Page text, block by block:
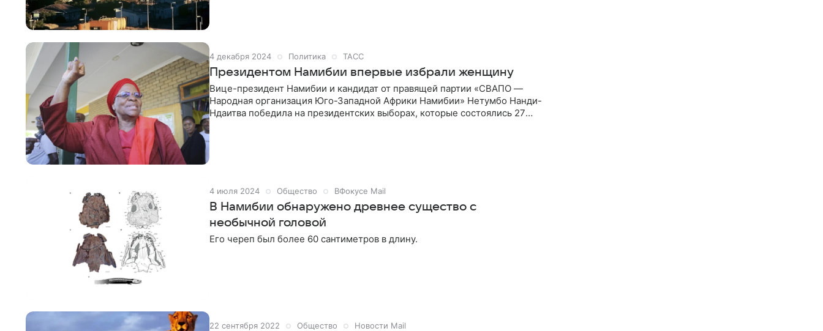
4 декабря 2024 Политика ТАСС
Президентом Намибии впервые избрали женщину
Вице-президент Намибии и кандидат от правящей партии «СВАПО —
Народная организация Юго-Западной Африки Намибии» Нетумбо Нанди-
Ндаитва победила на президентских выборах, которые состоялись 27
4 июля 2024 Общество ВФокусе Mail
В Намибии обнаружено древнее существо с
необычной головой
Его череп был более 60 сантиметров в длину.
22 сентября 2022 Общество Новости Mail